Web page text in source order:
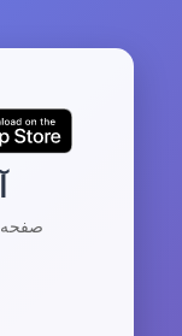
صفحه 1 از 343 | مجموع 3425 آرشیو